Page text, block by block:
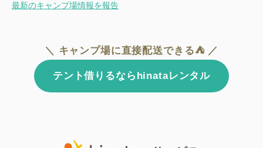
最新のキャンプ場情報を報告
＼ キャンプ場に直接配送できる⛺ ／
テント借りるならhinataレンタル